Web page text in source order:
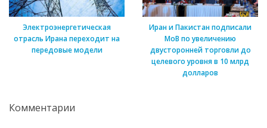
Электроэнергетическая
отрасль Ирана переходит на
передовые модели
Иран и Пакистан подписали
МоВ по увеличению
двусторонней торговли до
целевого уровня в 10 млрд
долларов
Комментарии